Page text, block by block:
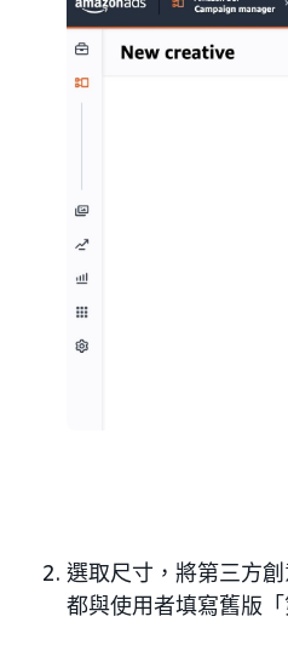
選取尺寸，將第三方
都與使用者填寫舊版